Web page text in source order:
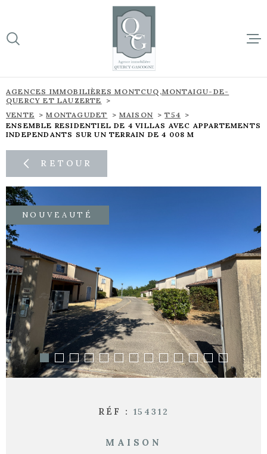
lamenu
contenu
CONTACT
AGENCES IMMOBILIÈRES MONTCUQ,MONTAIGU-DE-
QUERCY ET LAUZERTE
VENTE
MONTAGUDET MAISON
T54
ENSEMBLE RESIDENTIEL DE 4 VILLAS AVEC APPARTEMENTS
INDEPENDANTS SUR UN TERRAIN DE 4 008 M
RETOUR
NOUVEAUTÉ
RÉF : 154312
MAISON
VOTRE
RECHERCHE
D'OFFRE
VENTE
RECHERCHER